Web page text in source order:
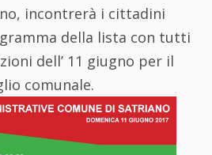
incontrerà i cittadini
della lista con tutti
dell’ 11 giugno per il
comunale.